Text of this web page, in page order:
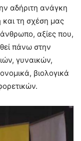
αδήριτη ανάγκη
τη σχέση μας
αξίες που,
πάνω στην
γυναικών,
βιολογικά